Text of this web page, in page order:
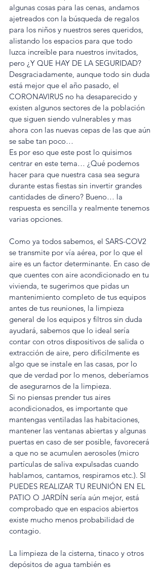
algunas cosas para las cenas, andamos
ajetreados con la búsqueda de regalos
para los niños y nuestros seres queridos,
alistando los espacios para que todo
luzca increíble para nuestros invitados,
pero ¿Y QUE HAY DE LA SEGURIDAD?
Desgraciadamente, aunque todo sin duda
está mejor que el año pasado, el
CORONAVIRUS no ha desaparecido y
existen algunos sectores de la población
que siguen siendo vulnerables y mas
ahora con las nuevas cepas de las que aún
se sabe tan poco…
Es por eso que este post lo quisimos
centrar en este tema… ¿Qué podemos
hacer para que nuestra casa sea segura
durante estas fiestas sin invertir grandes
cantidades de dinero? Bueno… la
respuesta es sencilla y realmente tenemos
varias opciones.
Como ya todos sabemos, el SARS-COV2
se transmite por vía aérea, por lo que el
aire es un factor determinante. En caso de
que cuentes con aire acondicionado en tu
vivienda, te sugerimos que pidas un
mantenimiento completo de tus equipos
antes de tus reuniones, la limpieza
general de los equipos y filtros sin duda
ayudará, sabemos que lo ideal sería
contar con otros dispositivos de salida o
extracción de aire, pero difícilmente es
algo que se instale en las casas, por lo
que de verdad por lo menos, deberíamos
de asegurarnos de la limpieza.
Si no piensas prender tus aires
acondicionados, es importante que
mantengas ventiladas las habitaciones,
mantener las ventanas abiertas y algunas
puertas en caso de ser posible, favorecerá
a que no se acumulen aerosoles (micro
partículas de saliva expulsadas cuando
hablamos, cantamos, respiramos etc.). SI
PUEDES REALIZAR TU REUNIÓN EN EL
PATIO O JARDÍN sería aún mejor, está
comprobado que en espacios abiertos
existe mucho menos probabilidad de
contagio.
La limpieza de la cisterna, tinaco y otros
depósitos de agua también es